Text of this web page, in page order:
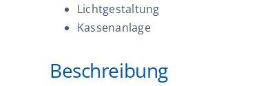
Lichtgestaltung
Kassenanlage
Beschreibung